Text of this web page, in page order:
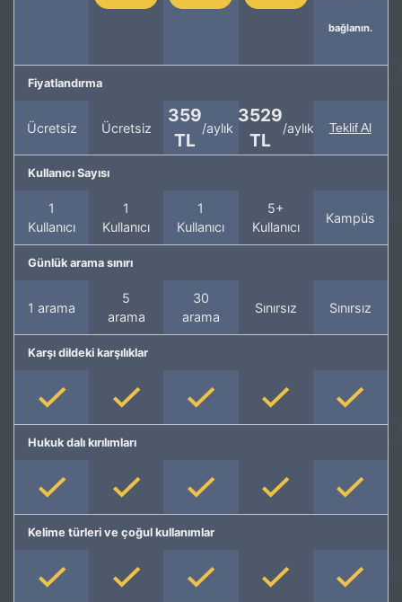
bağlanın.
Fiyatlandırma
Ücretsiz Ücretsiz
359
TL
/aylık
3529
TL
/aylık Teklif Al
Kullanıcı Sayısı
1
Kullanıcı
1
Kullanıcı
1
Kullanıcı
5+
Kullanıcı
Kampüs
Günlük arama sınırı
1 arama
5
arama
30
arama
Sınırsız Sınırsız
Karşı dildeki karşılıklar
Hukuk dalı kırılımları
Kelime türleri ve çoğul kullanımlar